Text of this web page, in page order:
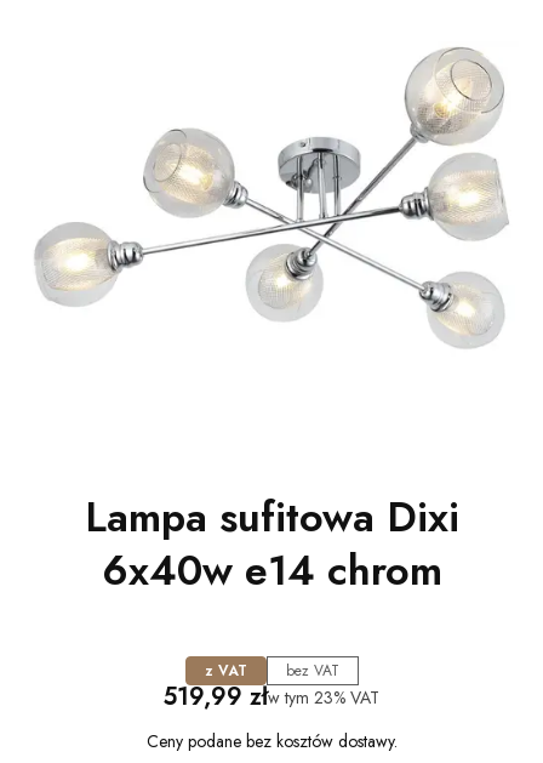
Lampa sufitowa Dixi
6x40w e14 chrom
z VAT bez VAT
Cena
519,99 złw tym 23% VAT
Ceny podane bez kosztów dostawy.